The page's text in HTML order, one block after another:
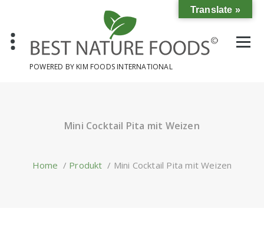
content
POWERED BY KIM FOODS INTERNATIONAL
Mini Cocktail Pita mit Weizen
Home / Produkt / Mini Cocktail Pita mit Weizen
Translate »